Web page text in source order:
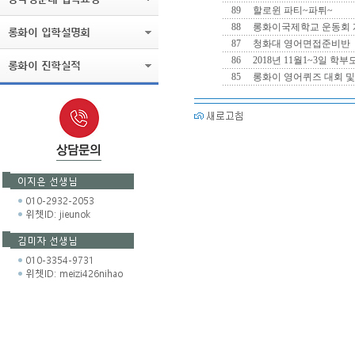
89
할로윈 파티~파튀~
88
롱화이국제학교 운동회
87
청화대 영어면접준비반
86
2018년 11월1~3일 학부
85
롱화이 영어퀴즈 대회